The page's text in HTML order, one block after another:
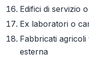
Edifici di servizio
Ex laboratori o
Fabbricati
esterna